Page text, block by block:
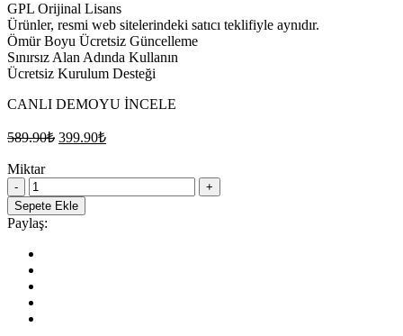
GPL Orijinal Lisans
Ürünler, resmi web sitelerindeki satıcı teklifiyle aynıdır.
Ömür Boyu Ücretsiz Güncelleme
Sınırsız Alan Adında Kullanın
Ücretsiz Kurulum Desteği
CANLI DEMOYU İNCELE
589.90₺ Orijinal
399.90₺Şu
Miktar
Bookworm
–
Kitap
&
Dergi
WordPress
WooCommerce
Teması
quantity
Sepete Ekle
Paylaş: